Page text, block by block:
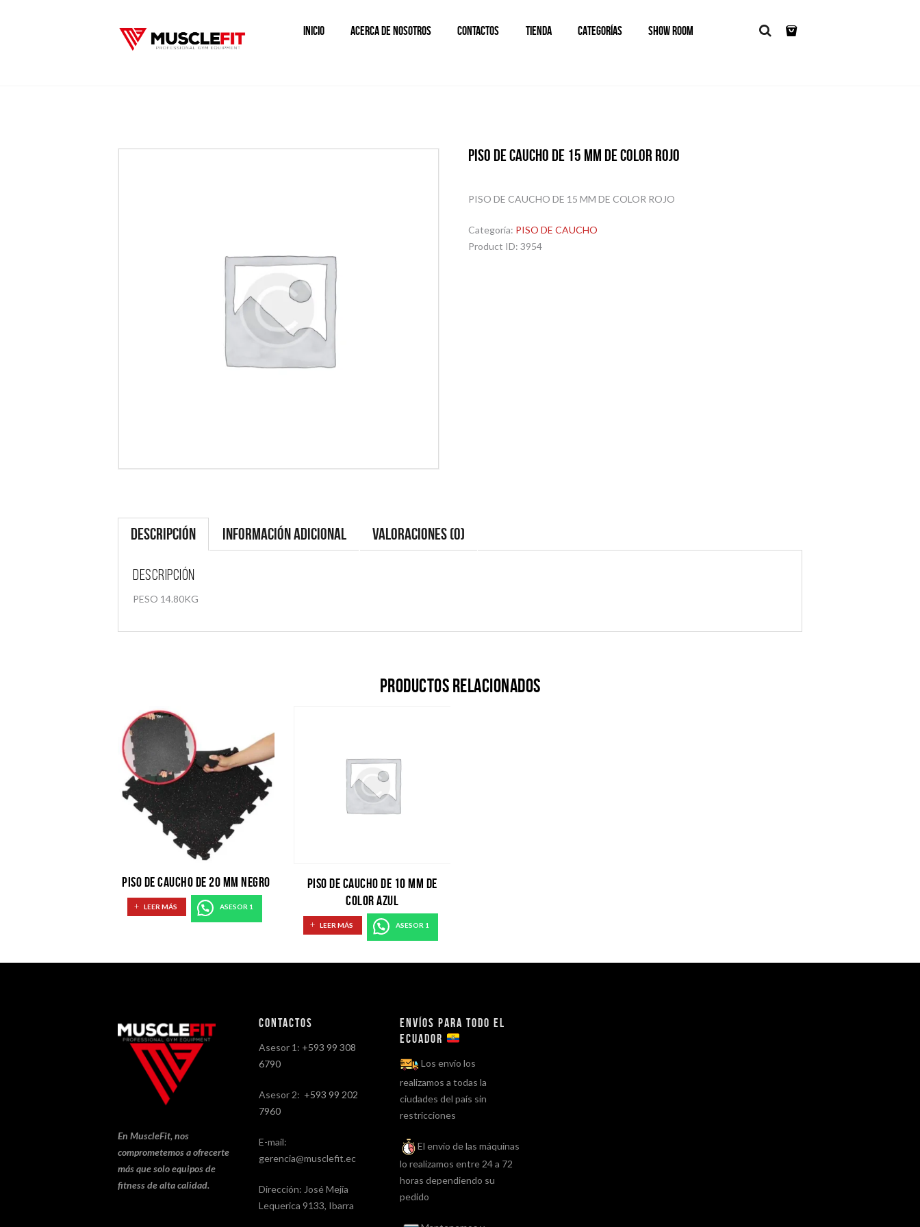
INICIO ACERCA DE NOSOTROS CONTACTOS TIENDA CATEGORÍAS SHOW ROOM
PISO DE CAUCHO DE 15 MM DE COLOR ROJO
PISO DE CAUCHO DE 15 MM DE COLOR ROJO
Categoría: PISO DE CAUCHO
Product ID: 3954
Descripción Información adicional Valoraciones (0)
Descripción
PESO 14.80KG
Productos relacionados
PISO DE CAUCHO DE 20 MM NEGRO
LEER MÁS ASESOR 1
PISO DE CAUCHO DE 10 MM DE
COLOR AZUL
LEER MÁS ASESOR 1
En MuscleFit, nos
comprometemos a ofrecerte
más que solo equipos de
fitness de alta calidad.
Contactos
Asesor 1: +593 99 308
6790
Asesor 2: +593 99 202
7960
E-mail:
gerencia@musclefit.ec
Dirección: José Mejía
Lequerica 9133, Ibarra
Envíos para todo el
ECUADOR
Los envío los
realizamos a todas la
ciudades del país sin
restricciones
El envío de las máquinas
lo realizamos entre 24 a 72
horas dependiendo su
pedido